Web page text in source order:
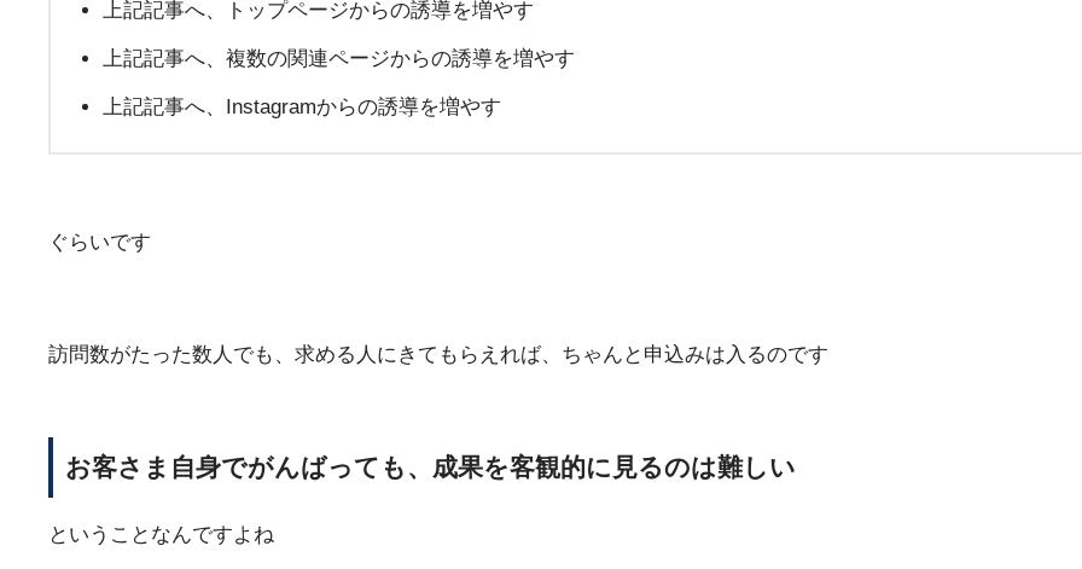
上記記事へ、トップページからの誘導を増やす
上記記事へ、複数の関連ページからの誘導を増やす
上記記事へ、Instagramからの誘導を増やす
ぐらいです
訪問数がたった数人でも、求める人にきてもらえれば、ちゃんと申込みは入るのです
お客さま自身でがんばっても、成果を客観的に見るのは難しい
ということなんですよね